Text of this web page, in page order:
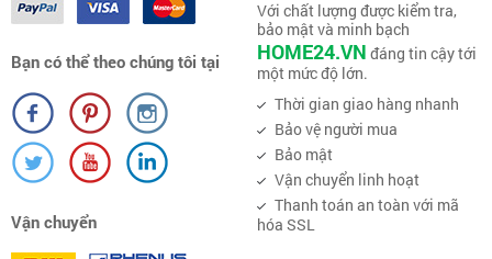
Bạn có thể theo chúng tôi tại
Vận chuyển
Với chất lượng được kiểm tra,
bảo mật và minh bạch
HOME24.VN đáng tin cậy tới
một mức độ lớn.
Thời gian giao hàng nhanh
Bảo vệ người mua
Bảo mật
Vận chuyển linh hoạt
Thanh toán an toàn với mã
hóa SSL